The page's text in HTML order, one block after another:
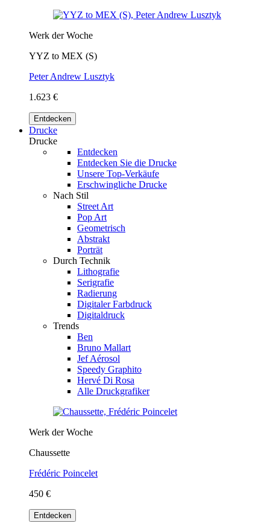
Werk der Woche
YYZ to MEX (S)
Peter Andrew Lusztyk
1.623 €
Entdecken
Drucke
Drucke
Entdecken
Entdecken Sie die Drucke
Unsere Top-Verkäufe
Erschwingliche Drucke
Nach Stil
Street Art
Pop Art
Geometrisch
Abstrakt
Porträt
Durch Technik
Lithografie
Serigrafie
Radierung
Digitaler Farbdruck
Digitaldruck
Trends
Ben
Bruno Mallart
Jef Aérosol
Speedy Graphito
Hervé Di Rosa
Alle Druckgrafiker
Werk der Woche
Chaussette
Frédéric Poincelet
450 €
Entdecken